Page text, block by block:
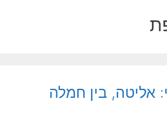
אליטה, בין חמלה